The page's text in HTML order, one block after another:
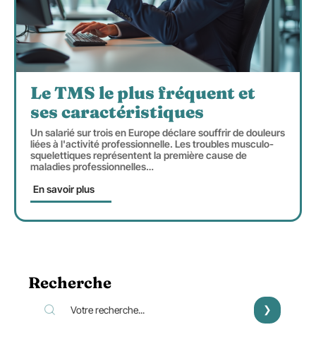
Le TMS le plus fréquent et
ses caractéristiques
Un salarié sur trois en Europe déclare souffrir de douleurs
liées à l'activité professionnelle. Les troubles musculo-
squelettiques représentent la première cause de
maladies professionnelles…
En savoir plus
Recherche